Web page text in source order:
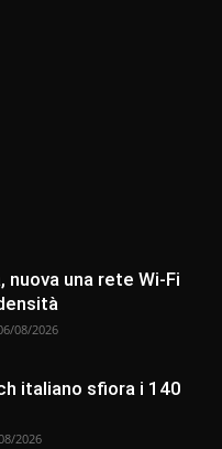
nuova una rete Wi-Fi
08/2026
italiano sfiora i 140
2026